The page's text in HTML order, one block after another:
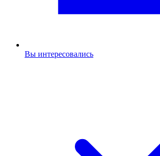
Вы интересовались